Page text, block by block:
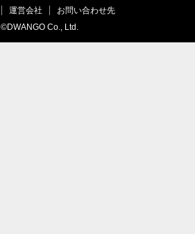
運営会社
お問い合わせ先
©DWANGO Co., Ltd.